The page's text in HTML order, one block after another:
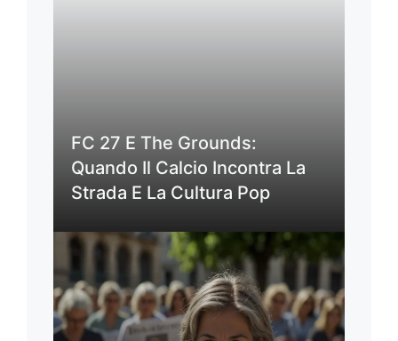
FC 27 E The Grounds:
Quando Il Calcio Incontra La
Strada E La Cultura Pop